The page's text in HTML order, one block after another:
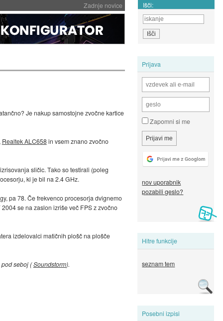
Zadnje novice Išči:
Prijava
Zapomni si me
nov uporabnik
pozabili geslo?
Hitre funkcije
seznam tem
Posebni izpisi
Je nakup samostojne zvočne kartice
Realtek ALC658in vsem znano zvočno
sličic. Tako so testirali (poleg
ki je bil na 2.4 GHz.
pa 78. Če frekvenco procesorja dvignemo
se na zaslon izriše več FPS z zvočno
izdelovalci matičnih plošč na plošče
pod seboj (Soundstorm).